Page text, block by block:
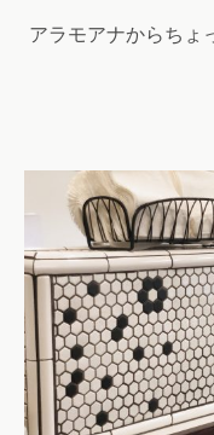
アラモアナからちょ